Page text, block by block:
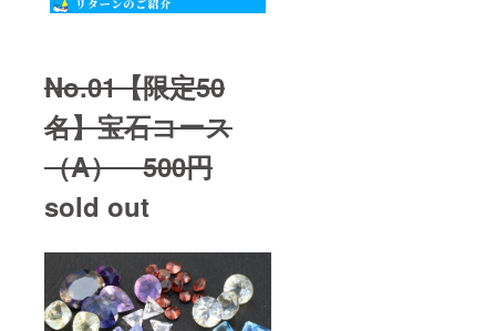
No.01【限定50
名】宝石コース
（A） 500円
sold out